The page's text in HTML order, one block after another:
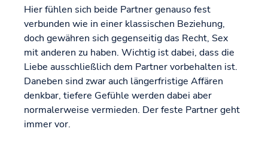
Hier fühlen sich beide Partner genauso fest
verbunden wie in einer klassischen Beziehung,
doch gewähren sich gegenseitig das Recht, Sex
mit anderen zu haben. Wichtig ist dabei, dass die
Liebe ausschließlich dem Partner vorbehalten ist.
Daneben sind zwar auch längerfristige Affären
denkbar, tiefere Gefühle werden dabei aber
normalerweise vermieden. Der feste Partner geht
immer vor.